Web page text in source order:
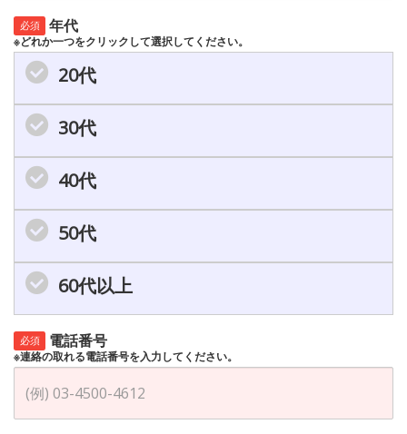
必須 年代
※どれか一つをクリックして選択してください。
20代
30代
40代
50代
60代以上
必須 電話番号
※連絡の取れる電話番号を入力してください。